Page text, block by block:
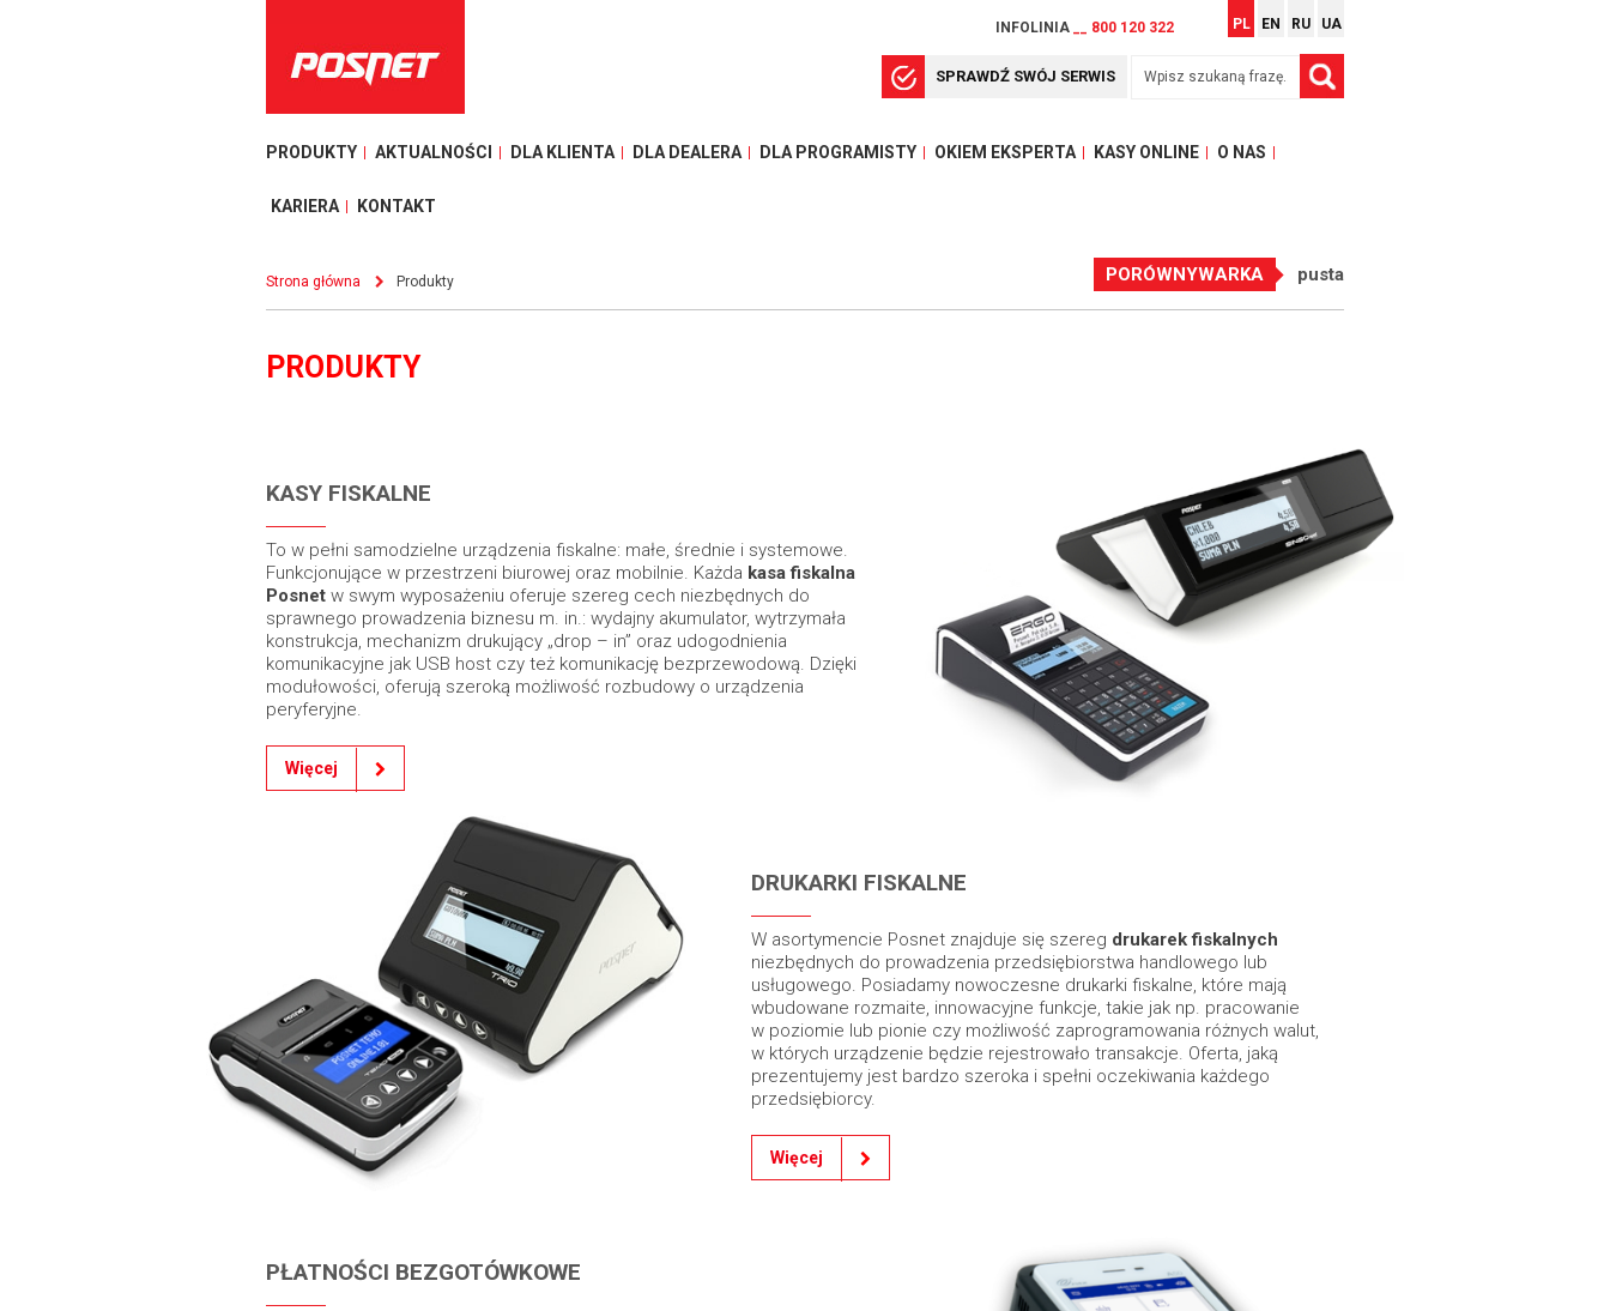
INFOLINIA __ 800 120 322 PL EN RU UA
SPRAWDŹ SWÓJ SERWIS
PRODUKTY AKTUALNOŚCI DLA KLIENTA DLA DEALERA DLA PROGRAMISTY OKIEM EKSPERTA KASY ONLINE O NAS
KARIERA KONTAKT
Strona główna Produkty PORÓWNYWARKA pusta
PRODUKTY
KASY FISKALNE
To w pełni samodzielne urządzenia fiskalne: małe, średnie i systemowe.
Funkcjonujące w przestrzeni biurowej oraz mobilnie. Każda kasa fiskalna
Posnet w swym wyposażeniu oferuje szereg cech niezbędnych do
sprawnego prowadzenia biznesu m. in.: wydajny akumulator, wytrzymała
konstrukcja, mechanizm drukujący „drop – in” oraz udogodnienia
komunikacyjne jak USB host czy też komunikację bezprzewodową. Dzięki
modułowości, oferują szeroką możliwość rozbudowy o urządzenia
peryferyjne.
Więcej
DRUKARKI FISKALNE
W asortymencie Posnet znajduje się szereg drukarek fiskalnych
niezbędnych do prowadzenia przedsiębiorstwa handlowego lub
usługowego. Posiadamy nowoczesne drukarki fiskalne, które mają
wbudowane rozmaite, innowacyjne funkcje, takie jak np. pracowanie
w poziomie lub pionie czy możliwość zaprogramowania różnych walut,
w których urządzenie będzie rejestrowało transakcje. Oferta, jaką
prezentujemy jest bardzo szeroka i spełni oczekiwania każdego
przedsiębiorcy.
Więcej
PŁATNOŚCI BEZGOTÓWKOWE